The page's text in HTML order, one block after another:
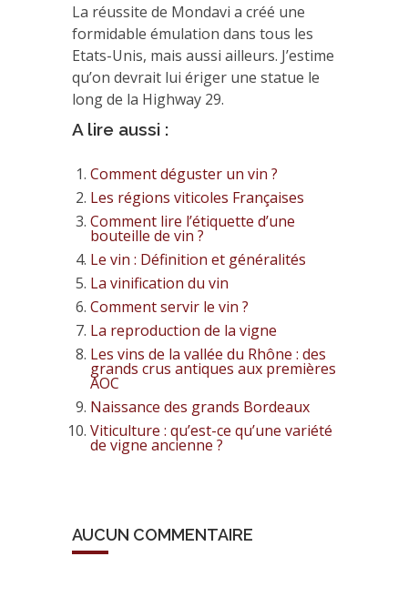
La réussite de Mondavi a créé une
formidable émulation dans tous les
Etats-Unis, mais aussi ailleurs. J’estime
qu’on devrait lui ériger une statue le
long de la Highway 29.
A lire aussi :
Comment déguster un vin ?
Les régions viticoles Françaises
Comment lire l’étiquette d’une
bouteille de vin ?
Le vin : Définition et généralités
La vinification du vin
Comment servir le vin ?
La reproduction de la vigne
Les vins de la vallée du Rhône : des
grands crus antiques aux premières
AOC
Naissance des grands Bordeaux
Viticulture : qu’est-ce qu’une variété
de vigne ancienne ?
AUCUN COMMENTAIRE